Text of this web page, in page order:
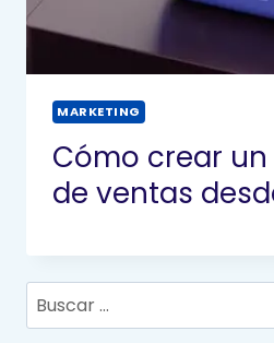
MARKETING
Cómo crear
de ventas
Buscar: